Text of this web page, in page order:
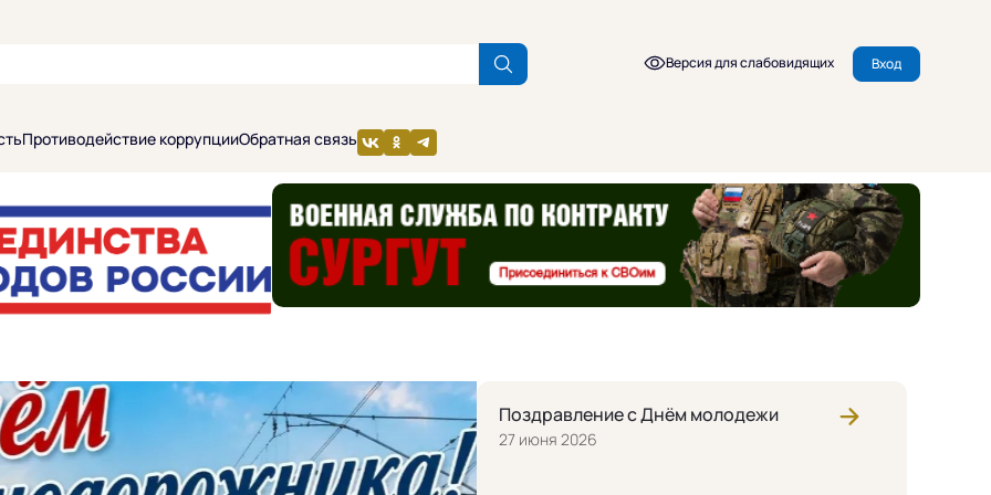
Версия для слабовидящих Вход
Противодействие коррупцииОбратная связь
Поздравление с Днём молодежи
27 июня 2026